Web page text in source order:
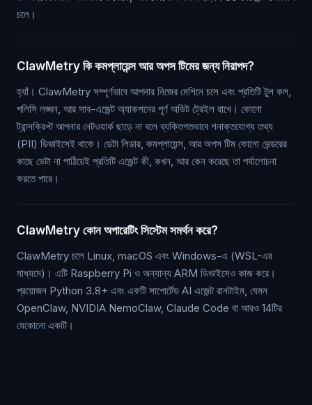
চলে।
ClawMetry কি কমপ্লায়েন্স আর অপস টিমের জন্য নিরাপদ?
হ্যাঁ। ClawMetry সম্পূর্ণভাবে আপনার নিজের মেশিনে চলে এবং প্রতিটি টুল কল,
পলিসি লঙ্ঘন, আর সাব-এজেন্ট অ্যাকশনের পূর্ণ অডিট ট্রেইল রাখে। কোনো
ট্রান্সক্রিপ্ট আপনার নেটওয়ার্ক ছাড়ে না বলে ব্যক্তিগতভাবে শনাক্তযোগ্য তথ্য
(PII) ডিভাইসেই থাকে। ডেটা লিডার, কমপ্লায়েন্স, আর অপস টিম কোনো ভেন্ডরের
কাছে ডেটা না পাঠিয়েই প্রতিটি এজেন্ট কী, কখন, আর কেন করেছে তা পর্যালোচনা
করতে পারে।
ClawMetry কোন অপারেটিং সিস্টেম সমর্থন করে?
ClawMetry চলে Linux, macOS এবং Windows-এ (WSL-এর
মাধ্যমে)। এটি Raspberry Pi ও অন্যান্য ARM ডিভাইসেও কাজ করে।
প্রয়োজন Python 3.8+ এবং একটি সাপোর্টেড AI এজেন্ট রানটাইম, যেমন
OpenClaw, NVIDIA NemoClaw, Claude Code বা আরও 14টির
যেকোনো একটি।